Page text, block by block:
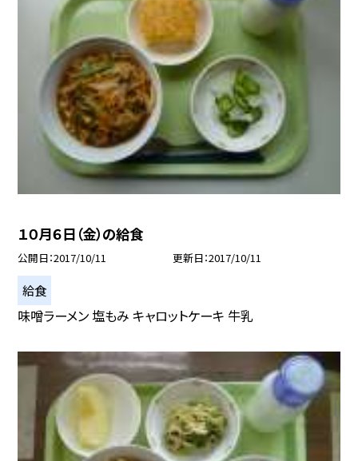
１０月６日（金）の給食
公開日 2017/10/11 更新日 2017/10/11
給食
味噌ラーメン 塩もみ キャロットケーキ 牛乳